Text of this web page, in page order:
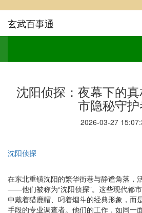
玄武百事通
沈阳侦探：夜幕下的
市隐秘守
2026-03-27
沈阳侦探
在东北重镇沈阳的繁华街巷与静谧角落，
——他们被称为“沈阳侦探”。这些现代都
中戴着猎鹿帽、叼着烟斗的经典形象，而
手段的专业调查者。他们的工作，如同一